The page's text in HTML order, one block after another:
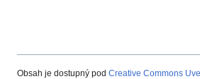
Obsah je dostupný pod Creative Commons